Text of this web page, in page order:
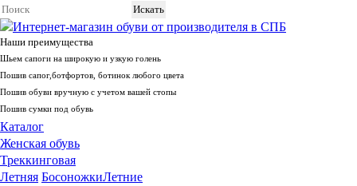
Интернет-магазин обуви от производителя в СПБ
Наши преимущества
Шьем сапоги на широкую и узкую голень
Пошив сапог,ботфортов, ботинок любого цвета
Пошив обуви вручную с учетом вашей стопы
Пошив сумки под обувь
Whatsapp+79675719880
Служба поддержки
Санкт-Петербург
Каталог
Женская обувь
Треккинговая
Летняя БосоножкиЛетние